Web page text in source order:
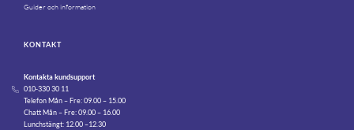
Guider och information
KONTAKT
Kontakta kundsupport
010-330 30 11
Telefon Mån – Fre: 09.00 – 15.00
Chatt Mån – Fre: 09.00 – 16.00
Lunchstängt: 12.00 –12.30